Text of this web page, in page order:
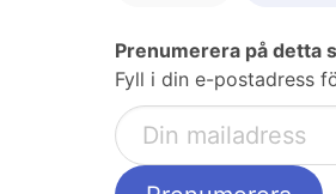
Prenumerera på detta
Fyll i din e-postadress